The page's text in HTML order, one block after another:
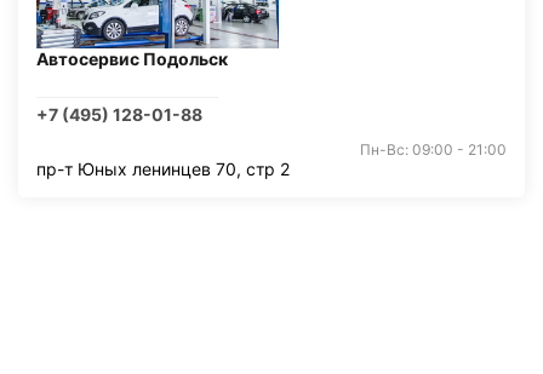
Автосервис Подольск
+7 (495) 128-01-88
Пн-Вс: 09:00 - 21:00
пр-т Юных ленинцев 70, стр 2